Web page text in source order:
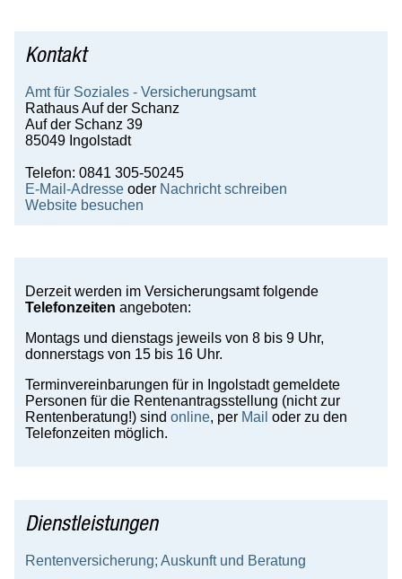
Kontakt
Amt für Soziales - Versicherungsamt
Rathaus Auf der Schanz
Auf der Schanz 39
85049 Ingolstadt
Telefon: 0841 305-50245
E-Mail-Adresse oder Nachricht schreiben
Website besuchen
Derzeit werden im Versicherungsamt folgende
Telefonzeiten angeboten:
Montags und dienstags jeweils von 8 bis 9 Uhr,
donnerstags von 15 bis 16 Uhr.
Terminvereinbarungen für in Ingolstadt gemeldete
Personen für die Rentenantragsstellung (nicht zur
Rentenberatung!) sindonline, per Mail oder zu den
Telefonzeiten möglich.
Dienstleistungen
Rentenversicherung; Auskunft und Beratung